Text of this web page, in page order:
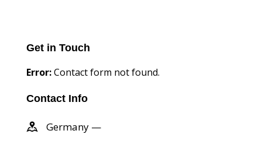
Get in Touch
Error:Contact form not found.
Contact Info
Germany —